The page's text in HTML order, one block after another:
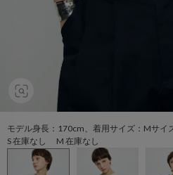
モデル身長：170cm、着用サイズ：Mサイ
S 在庫なし M 在庫なし